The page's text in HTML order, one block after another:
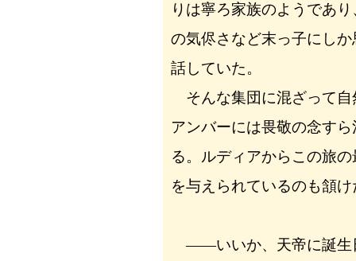
りは寧ろ家族のようであ
の気侭さなど末っ子にし
話していた。
そんな集団に混ざって自
アンバーには畏敬の念す
る。ルディアからこの旅
を与えられているのも頷け
――いいか、天帝に誕生